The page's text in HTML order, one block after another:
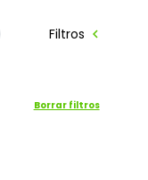
Filtros chevron_left
Borrar filtros